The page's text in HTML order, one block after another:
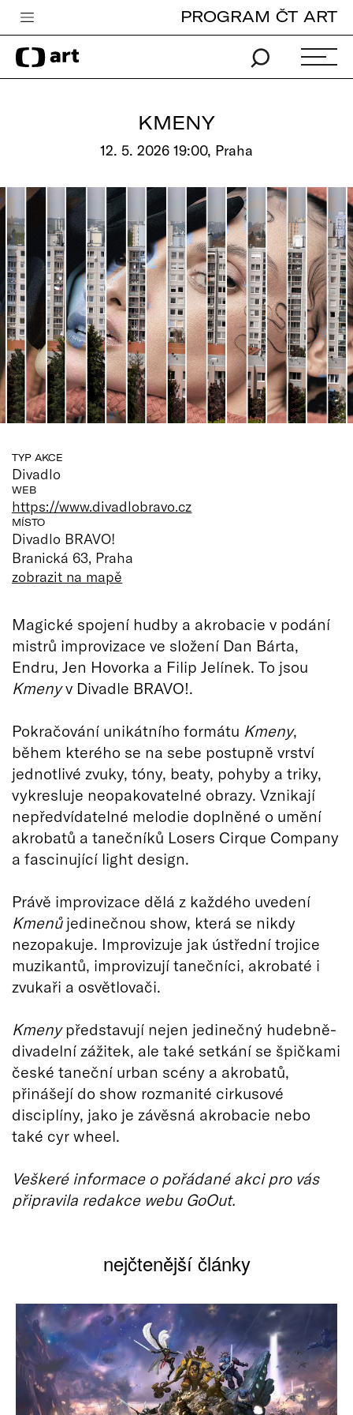
Česká televize
Zpravodajství
Pro děti
edu
Vše o ČT
PROGRAM ČT ART
KMENY
12. 5. 2026 19:00, Praha
TYP AKCE
Divadlo
WEB
https://www.divadlobravo.cz
MÍSTO
Divadlo BRAVO!
Branická 63, Praha
zobrazit na mapě
Magické spojení hudby a akrobacie v podání
mistrů improvizace ve složení Dan Bárta,
Endru, Jen Hovorka a Filip Jelínek. To jsou
Kmenyv Divadle BRAVO!.
Pokračování unikátního formátu Kmeny,
během kterého se na sebe postupně vrství
jednotlivé zvuky, tóny, beaty, pohyby a triky,
vykresluje neopakovatelné obrazy. Vznikají
nepředvídatelné melodie doplněné o umění
akrobatů a tanečníků Losers Cirque Company
a fascinující light design.
Právě improvizace dělá z každého uvedení
Kmenůjedinečnou show, která se nikdy
nezopakuje. Improvizuje jak ústřední trojice
muzikantů, improvizují tanečníci, akrobaté i
zvukaři a osvětlovači.
Kmenypředstavují nejen jedinečný hudebně-
divadelní zážitek, ale také setkání se špičkami
české taneční urban scény a akrobatů,
přinášejí do show rozmanité cirkusové
disciplíny, jako je závěsná akrobacie nebo
také cyr wheel.
Veškeré informace o pořádané akci pro vás
připravila redakce webu GoOut.
nejčtenější články